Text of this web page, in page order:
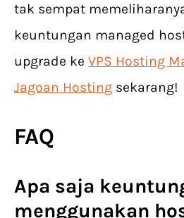
tak sempat
keuntungan managed
upgrade ke VPS Hosting
Jagoan Hosting sekarang!
FAQ
Apa saja
menggunakan